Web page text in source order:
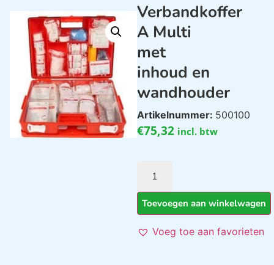
Verbandkoffer
A Multi
met
inhoud en
wandhouder
Artikelnummer: 500100
€75,32 incl. btw
Toevoegen aan winkelwagen
Voeg toe aan favorieten